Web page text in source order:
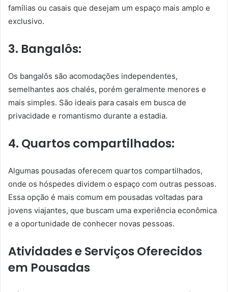
famílias ou casais que desejam um espaço mais amplo e
exclusivo.
3. Bangalôs:
Os bangalôs são acomodações independentes,
semelhantes aos chalés, porém geralmente menores e
mais simples. São ideais para casais em busca de
privacidade e romantismo durante a estadia.
4. Quartos compartilhados:
Algumas pousadas oferecem quartos compartilhados,
onde os hóspedes dividem o espaço com outras pessoas.
Essa opção é mais comum em pousadas voltadas para
jovens viajantes, que buscam uma experiência econômica
e a oportunidade de conhecer novas pessoas.
Atividades e Serviços Oferecidos
em Pousadas